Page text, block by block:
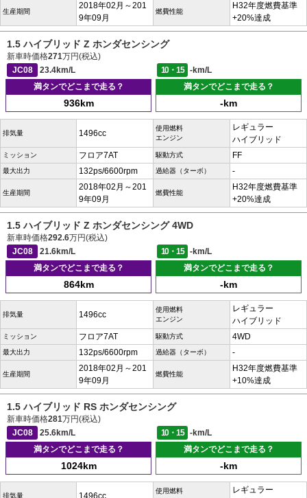
生産期間
2018年02月～201
9年09月
燃費性能
H32年度燃費基準
+20%達成
1.5 ハイブリッド Z ホンダセンシング
新車時価格271万円(税込)
JC08
23.4km/L 10・15
-km/L
満タンでどこまで走る？
936km
満タンでどこまで走る？
-km
排気量 1496cc
使用燃料
エンジン
レギュラー
ハイブリッド
ミッション フロア7AT 駆動方式 FF
最大出力 132ps/6600rpm 過給器（ターボ） -
生産期間
2018年02月～201
9年09月
燃費性能
H32年度燃費基準
+20%達成
1.5 ハイブリッド Z ホンダセンシング 4WD
新車時価格292.6万円(税込)
JC08
21.6km/L 10・15
-km/L
満タンでどこまで走る？
864km
満タンでどこまで走る？
-km
排気量 1496cc
使用燃料
エンジン
レギュラー
ハイブリッド
ミッション フロア7AT 駆動方式 4WD
最大出力 132ps/6600rpm 過給器（ターボ） -
生産期間
2018年02月～201
9年09月
燃費性能
H32年度燃費基準
+10%達成
1.5 ハイブリッド RS ホンダセンシング
新車時価格281万円(税込)
JC08
25.6km/L 10・15
-km/L
満タンでどこまで走る？
1024km
満タンでどこまで走る？
-km
排気量
使用燃料
レギュラー